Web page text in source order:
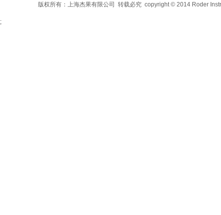
版权所有：上海杰果有限公司 转载必究 copyright © 2014 Roder
;